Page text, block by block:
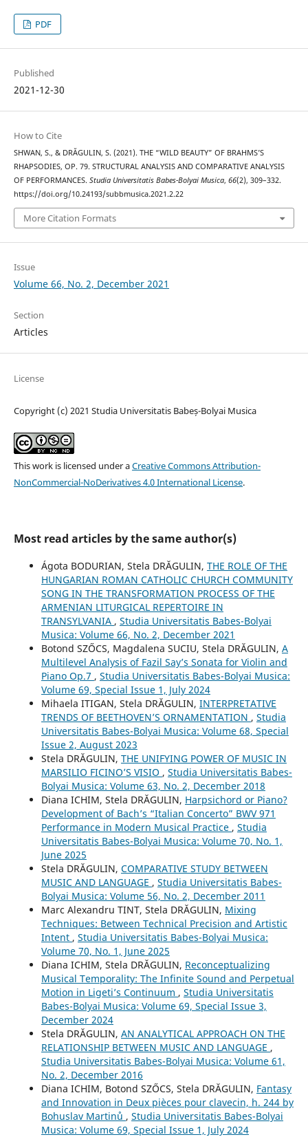
PDF
Published
2021-12-30
How to Cite
SHWAN, S., & DRĂGULIN, S. (2021). THE “WILD BEAUTY” OF BRAHMS’S
RHAPSODIES, OP. 79. STRUCTURAL ANALYSIS AND COMPARATIVE ANALYSIS
OF PERFORMANCES. Studia Universitatis Babes-Bolyai Musica, 66(2), 309–332.
https://doi.org/10.24193/subbmusica.2021.2.22
More Citation Formats
Issue
Volume 66, No. 2, December 2021
Section
Articles
License
Copyright (c) 2021 Studia Universitatis Babeș-Bolyai Musica
This work is licensed under aCreative Commons Attribution-
NonCommercial-NoDerivatives 4.0 International License.
Most read articles by the same author(s)
Ágota BODURIAN, Stela DRĂGULIN, THE ROLE OF THE
HUNGARIAN ROMAN CATHOLIC CHURCH COMMUNITY
SONG IN THE TRANSFORMATION PROCESS OF THE
ARMENIAN LITURGICAL REPERTOIRE IN
TRANSYLVANIA , Studia Universitatis Babes-Bolyai
Musica: Volume 66, No. 2, December 2021
Botond SZŐCS, Magdalena SUCIU, Stela DRĂGULIN, A
Multilevel Analysis of Fazil Say’s Sonata for Violin and
Piano Op.7 , Studia Universitatis Babes-Bolyai Musica:
Volume 69, Special Issue 1, July 2024
Mihaela ITIGAN, Stela DRĂGULIN, INTERPRETATIVE
TRENDS OF BEETHOVEN’S ORNAMENTATION , Studia
Universitatis Babes-Bolyai Musica: Volume 68, Special
Issue 2, August 2023
Stela DRĂGULIN, THE UNIFYING POWER OF MUSIC IN
MARSILIO FICINO’S VISIO , Studia Universitatis Babes-
Bolyai Musica: Volume 63, No. 2, December 2018
Diana ICHIM, Stela DRĂGULIN, Harpsichord or Piano?
Development of Bach’s “Italian Concerto” BWV 971
Performance in Modern Musical Practice , Studia
Universitatis Babes-Bolyai Musica: Volume 70, No. 1,
June 2025
Stela DRĂGULIN, COMPARATIVE STUDY BETWEEN
MUSIC AND LANGUAGE , Studia Universitatis Babes-
Bolyai Musica: Volume 56, No. 2, December 2011
Marc Alexandru TINT, Stela DRĂGULIN, Mixing
Techniques: Between Technical Precision and Artistic
Intent , Studia Universitatis Babes-Bolyai Musica:
Volume 70, No. 1, June 2025
Diana ICHIM, Stela DRĂGULIN, Reconceptualizing
Musical Temporality: The Infinite Sound and Perpetual
Motion in Ligeti’s Continuum , Studia Universitatis
Babes-Bolyai Musica: Volume 69, Special Issue 3,
December 2024
Stela DRĂGULIN, AN ANALYTICAL APPROACH ON THE
RELATIONSHIP BETWEEN MUSIC AND LANGUAGE ,
Studia Universitatis Babes-Bolyai Musica: Volume 61,
No. 2, December 2016
Diana ICHIM, Botond SZŐCS, Stela DRĂGULIN, Fantasy
and Innovation in Deux pièces pour clavecin, h. 244 by
Bohuslav Martinů , Studia Universitatis Babes-Bolyai
Musica: Volume 69, Special Issue 1, July 2024